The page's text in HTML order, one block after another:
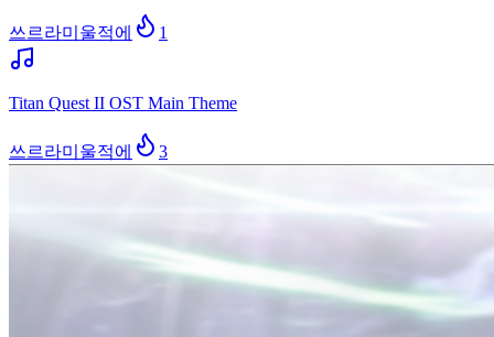
쓰르라미울적에 1
Titan Quest II OST Main Theme
쓰르라미울적에 3